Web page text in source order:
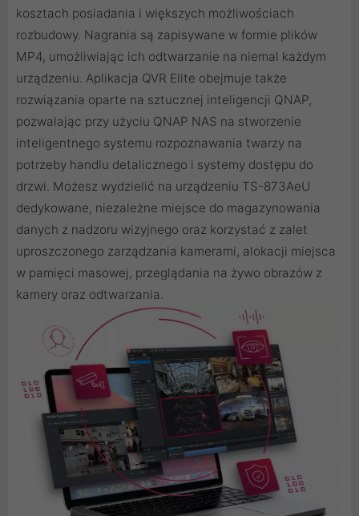
kosztach posiadania i większych możliwościach
rozbudowy. Nagrania są zapisywane w formie plików
MP4, umożliwiając ich odtwarzanie na niemal każdym
urządzeniu. Aplikacja QVR Elite obejmuje także
rozwiązania oparte na sztucznej inteligencji QNAP,
pozwalając przy użyciu QNAP NAS na stworzenie
inteligentnego systemu rozpoznawania twarzy na
potrzeby handlu detalicznego i systemy dostępu do
drzwi. Możesz wydzielić na urządzeniu TS-873AeU
dedykowane, niezależne miejsce do magazynowania
danych z nadzoru wizyjnego oraz korzystać z zalet
uproszczonego zarządzania kamerami, alokacji miejsca
w pamięci masowej, przeglądania na żywo obrazów z
kamery oraz odtwarzania.